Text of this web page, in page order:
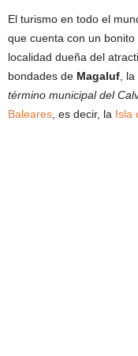
El turismo en todo el
que cuenta con un
localidad dueña del
bondades de Magaluf , la
término municipal del
Baleares , es decir, la Isla